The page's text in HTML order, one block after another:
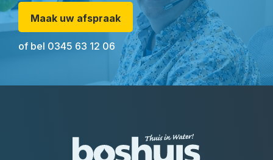
Maak uw afspraak
of bel 0345 63 12 06